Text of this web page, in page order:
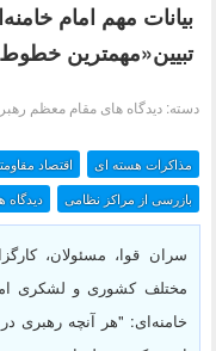
بیانات مهم امام
تبیین«مهمترین
دسته:دیدگاه های مقام معظم
مذاکرات هسته ای اقتصاد
بازرسی از مراکز نظامی
سران قوا، مسئولان،
مختلف کشوری و لشکری
خامنه‌ای: "هر آنچه رهبری